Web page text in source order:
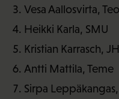
Vesa Aallosvirta,
Heikki Karla, SMU
Kristian Karrasch,
Antti Mattila, Teme
Sirpa